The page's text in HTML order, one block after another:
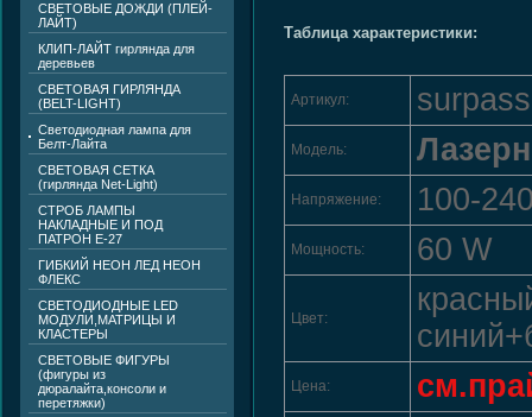
СВЕТОВЫЕ ДОЖДИ (ПЛЕЙ-
ЛАЙТ)
КЛИП-ЛАЙТ гирлянда для
деревьев
СВЕТОВАЯ ГИРЛЯНДА
(BELT-LIGHT)
Светодиодная лампа для
Белт-Лайта
CВЕТОВАЯ СЕТКА
(гирлянда Net-Light)
СТРОБ ЛАМПЫ
НАКЛАДНЫЕ И ПОД
ПАТРОН Е-27
ГИБКИЙ НЕОН ЛЕД НЕОН
ФЛЕКС
СВЕТОДИОДНЫЕ LED
МОДУЛИ,МАТРИЦЫ И
КЛАСТЕРЫ
СВЕТОВЫЕ ФИГУРЫ
(фигуры из
дюралайта,консоли и
перетяжки)
Таблица характеристики:
Артикул:
Модель:
Напряжение: 100-
Мощность: 60 W
Цвет:
Цена: